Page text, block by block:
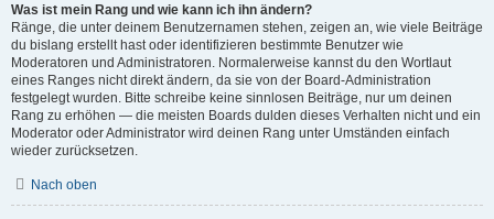
Was ist mein Rang und wie kann ich ihn ändern?
Ränge, die unter deinem Benutzernamen stehen, zeigen an, wie viele Beiträge
du bislang erstellt hast oder identifizieren bestimmte Benutzer wie
Moderatoren und Administratoren. Normalerweise kannst du den Wortlaut
eines Ranges nicht direkt ändern, da sie von der Board-Administration
festgelegt wurden. Bitte schreibe keine sinnlosen Beiträge, nur um deinen
Rang zu erhöhen — die meisten Boards dulden dieses Verhalten nicht und ein
Moderator oder Administrator wird deinen Rang unter Umständen einfach
wieder zurücksetzen.
Nach oben